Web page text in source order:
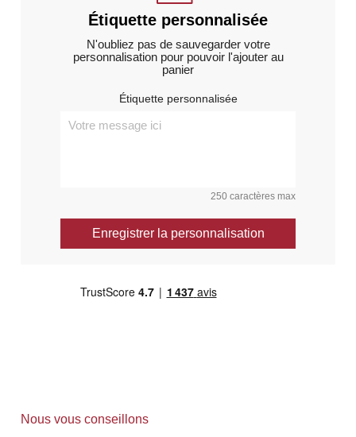
Étiquette personnalisée
N'oubliez pas de sauvegarder votre
personnalisation pour pouvoir l'ajouter au
panier
Étiquette personnalisée
250 caractères max
Enregistrer la personnalisation
Nous vous conseillons